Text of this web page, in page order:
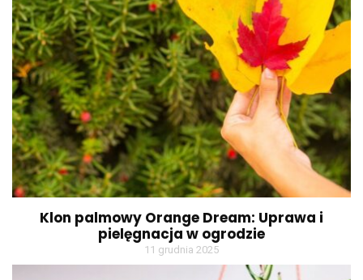
Klon palmowy Orange Dream: Uprawa i
pielęgnacja w ogrodzie
11 grudnia 2025